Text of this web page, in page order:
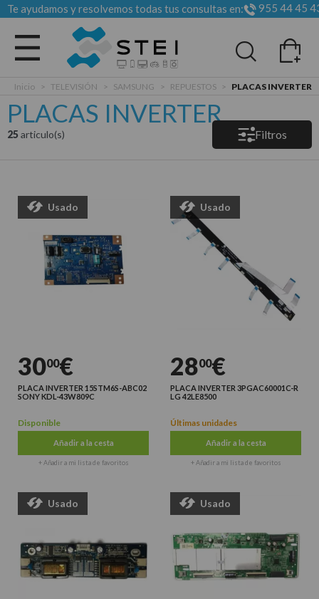
Te ayudamos y resolvemos todas tus consultas en: 955 44 45
Todas las categorias
Inicio > TELEVISIÓN > SAMSUNG > REPUESTOS > PLACAS INVERTER
PLACAS INVERTER
25 articulo(s) Filtros
Usado
3000€
PLACA INVERTER 15STM6S-ABC02
SONY KDL-43W809C
Disponible
Añadir a la cesta
+ Añadir a mi lista de favoritos
Usado
2800€
PLACA INVERTER 3PGAC60001C-R
LG 42LE8500
Últimas unidades
Añadir a la cesta
+ Añadir a mi lista de favoritos
Usado Usado